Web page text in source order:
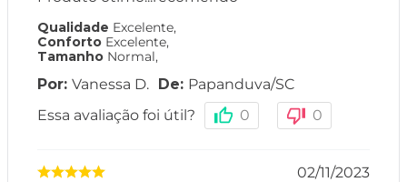
Qualidade Excelente,
Conforto Excelente,
Tamanho Normal,
Vanessa D. Papanduva/SC
Essa avaliação foi útil?
0 0
02/11/2023